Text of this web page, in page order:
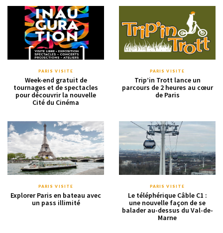
PARIS VISITE
Week-end gratuit de
tournages et de spectacles
pour découvrir la nouvelle
Cité du Cinéma
PARIS VISITE
Trip’in Trott lance un
parcours de 2 heures au cœur
de Paris
PARIS VISITE
Explorer Paris en bateau avec
un pass illimité
PARIS VISITE
Le téléphérique Câble C1 :
une nouvelle façon de se
balader au-dessus du Val-de-
Marne